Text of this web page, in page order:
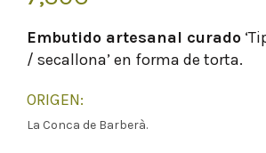
Embutido artesanal curado
/ secallona’ en forma de torta.
ORIGEN:
La Conca de Barberà.